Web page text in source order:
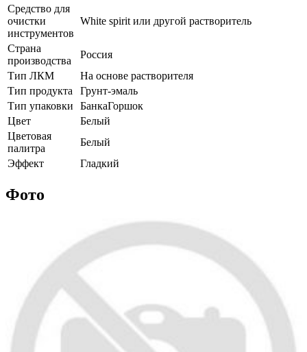
Средство для
очистки
инструментов
White spirit или другой растворитель
Страна
производства
Россия
Тип ЛКМ
На основе растворителя
Тип продукта
Грунт-эмаль
Тип упаковки
БанкаГоршок
Цвет
Белый
Цветовая
палитра
Белый
Эффект
Гладкий
Фото